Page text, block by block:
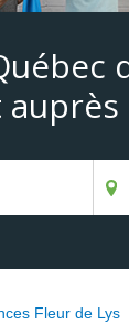
Fleur de Lys